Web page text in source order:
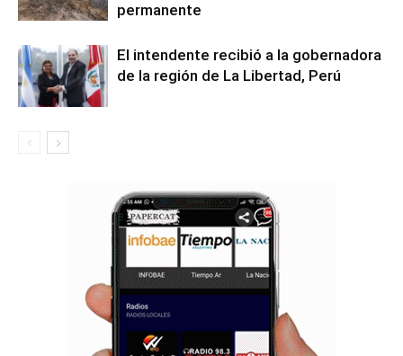
permanente
El intendente recibió a la gobernadora
de la región de La Libertad, Perú